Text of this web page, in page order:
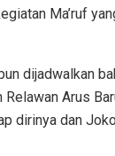
Ma’ruf
dijadwalkan
Arus
dirinya dan